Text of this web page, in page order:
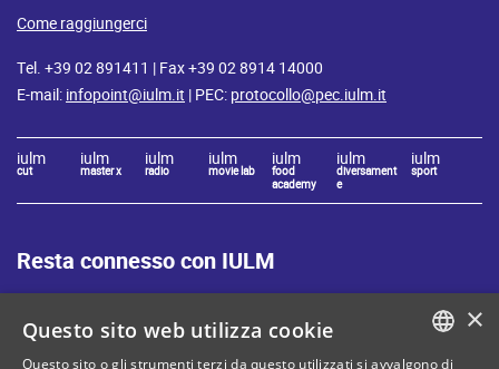
Come raggiungerci
Tel. +39 02 891411 | Fax +39 02 8914 14000
E-mail: infopoint@iulm.it | PEC: protocollo@pec.iulm.it
iulm
cut
iulm
master x
iulm
radio
iulm
movie lab
iulm
food
academy
iulm
diversament
e
iulm
sport
Resta connesso con IULM
×
Questo sito web utilizza cookie
Questo sito o gli strumenti terzi da questo utilizzati si avvalgono di